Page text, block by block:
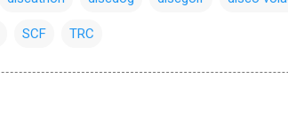
SCF TRC